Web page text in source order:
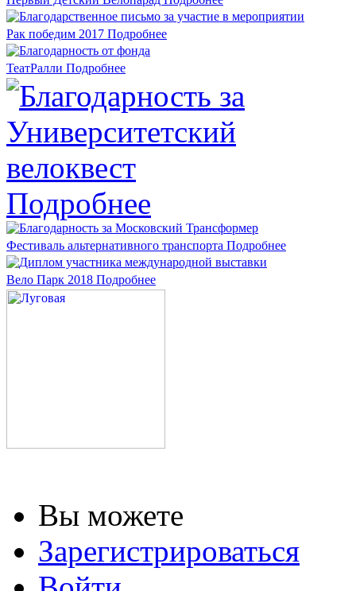
Рак победим 2017 Подробнее
ТеатРалли Подробнее
Подробнее
Фестиваль альтернативного транспорта Подробнее
Вело Парк 2018 Подробнее
Вы можете
Зарегистрироваться